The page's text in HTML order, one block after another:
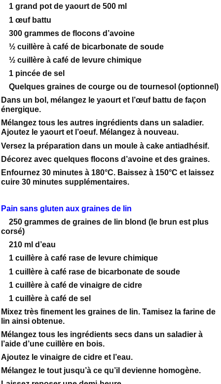
1 grand pot de yaourt de 500 ml
1 œuf battu
300 grammes de flocons d’avoine
½ cuillère à café de bicarbonate de soude
½ cuillère à café de levure chimique
1 pincée de sel
Quelques graines de courge ou de tournesol (optionnel)
Dans un bol, mélangez le yaourt et l’œuf battu de façon
énergique.
Mélangez tous les autres ingrédients dans un saladier.
Ajoutez le yaourt et l’oeuf. Mélangez à nouveau.
Versez la préparation dans un moule à cake antiadhésif.
Décorez avec quelques flocons d’avoine et des graines.
Enfournez 30 minutes à 180°C. Baissez à 150°C et laissez
cuire 30 minutes supplémentaires.
Pain sans gluten aux graines de lin
250 grammes de graines de lin blond (le brun est plus
corsé)
210 ml d’eau
1 cuillère à café rase de levure chimique
1 cuillère à café rase de bicarbonate de soude
1 cuillère à café de vinaigre de cidre
1 cuillère à café de sel
Mixez très finement les graines de lin. Tamisez la farine de
lin ainsi obtenue.
Mélangez tous les ingrédients secs dans un saladier à
l’aide d’une cuillère en bois.
Ajoutez le vinaigre de cidre et l’eau.
Mélangez le tout jusqu’à ce qu’il devienne homogène.